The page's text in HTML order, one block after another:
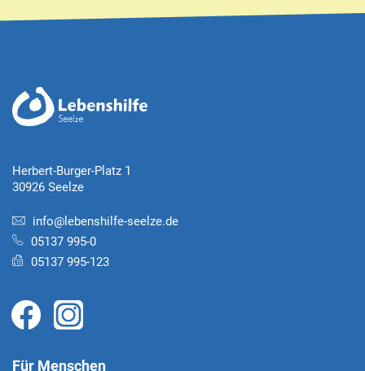
Herbert-Burger-Platz 1
30926 Seelze
info@lebenshilfe-seelze.de
05137 995-0
05137 995-123
Für Menschen